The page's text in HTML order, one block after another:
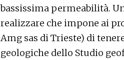
bassissima permeabilità.
realizzare che impone ai
Amg sas di Trieste) di
geologiche dello Studio